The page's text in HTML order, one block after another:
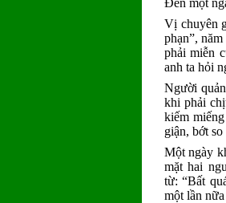
Đến một
Vị chuyên
phạn”,
phải miễn
anh ta hỏi
Người
khi phải
kiếm
giận, bớt
Một ngày
mặt hai
từ: “Bất
một lần